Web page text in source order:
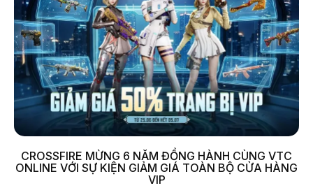
CROSSFIRE MỪNG 6 NĂM ĐỒNG HÀNH CÙNG VTC
ONLINE VỚI SỰ KIỆN GIẢM GIÁ TOÀN BỘ CỬA HÀNG
VIP